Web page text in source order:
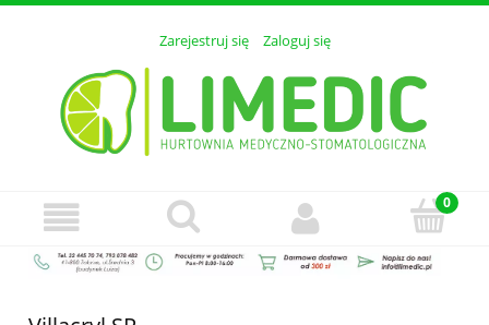
Zarejestruj się Zaloguj się